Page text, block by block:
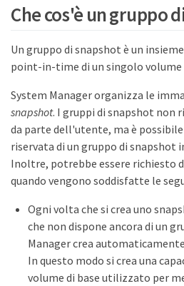
Che cos'è un gruppo
Un gruppo di snapshot è un
point-in-time di un singolo volume
System Manager organizza le
snapshot. I gruppi di snapshot non
da parte dell'utente, ma è
riservata di un gruppo di snapshot
Inoltre, potrebbe essere richiesto
quando vengono soddisfatte le
Ogni volta che si crea uno
che non dispone ancora di un
Manager crea
In questo modo si crea una
volume di base utilizzato per